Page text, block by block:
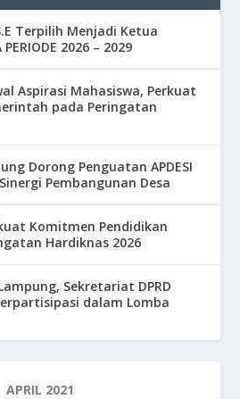
Terpilih Menjadi Ketua
2026 – 2029
Aspirasi Mahasiswa, Perkuat
pada Peringatan
Dorong Penguatan APDESI
Pembangunan Desa
Komitmen Pendidikan
Hardiknas 2026
Sekretariat DPRD
dalam Lomba
APRIL 2021